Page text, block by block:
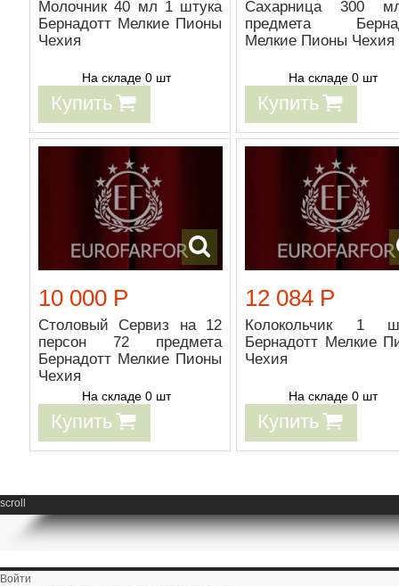
Молочник 40 мл 1 штука
Бернадотт Мелкие Пионы
Чехия
На складе 0 шт
Купить
Сахарница 300
предмета
Мелкие Пионы Чехия
На складе 0 шт
Купить
10 000 Р
Столовый Сервиз на 12
персон 72 предмета
Бернадотт Мелкие Пионы
Чехия
На складе 0 шт
Купить
12 084 Р
Колокольчик 1
Бернадотт Мелкие
Чехия
На складе 0 шт
Купить
scroll
Войти